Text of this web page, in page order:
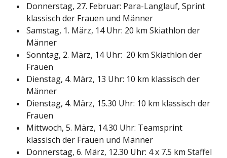
Donnerstag, 27. Februar: Para-Langlauf, Sprint
klassisch der Frauen und Männer
Samstag, 1. März, 14 Uhr: 20 km Skiathlon der
Männer
Sonntag, 2. März, 14 Uhr: 20 km Skiathlon der
Frauen
Dienstag, 4. März, 13 Uhr: 10 km klassisch der
Männer
Dienstag, 4. März, 15.30 Uhr: 10 km klassisch der
Frauen
Mittwoch, 5. März, 14.30 Uhr: Teamsprint
klassisch der Frauen und Männer
Donnerstag, 6. März, 12.30 Uhr: 4 x 7.5 km Staffel